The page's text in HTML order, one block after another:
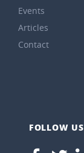
Events
Articles
Contact
FOLLOW US